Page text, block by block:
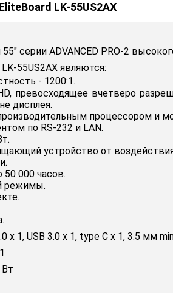
LK-55US2AX
серии ADVANCED PRO-2
55US2AX являются:
- 1200:1.
превосходящее вчетверо
дисплея.
процессором и
по RS-232 и LAN.
устройство от
50 000 часов.
режимы.
x 1, USB 3.0 x 1, type C x 1, 3.5 мм